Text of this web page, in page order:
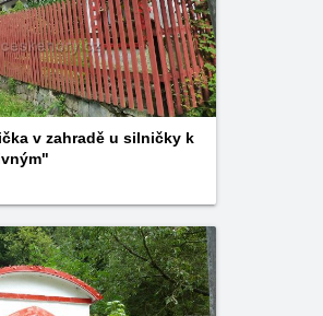
v zahradě u silničky k